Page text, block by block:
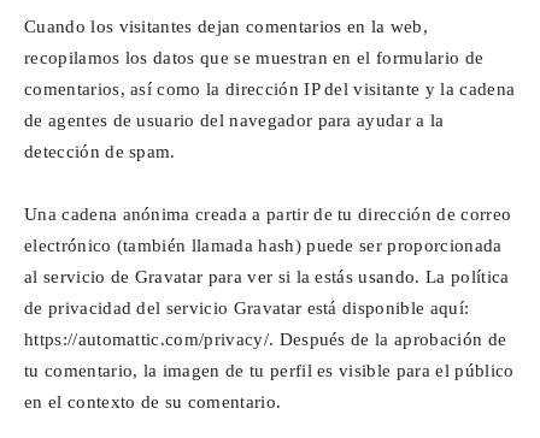
Cinéfilos
Cuando los visitantes dejan comentarios en la web,
recopilamos los datos que se muestran en el formulario de
comentarios, así como la dirección IP del visitante y la cadena
de agentes de usuario del navegador para ayudar a la
detección de spam.
Una cadena anónima creada a partir de tu dirección de correo
electrónico (también llamada hash) puede ser proporcionada
al servicio de Gravatar para ver si la estás usando. La política
de privacidad del servicio Gravatar está disponible aquí:
https://automattic.com/privacy/. Después de la aprobación de
tu comentario, la imagen de tu perfil es visible para el público
en el contexto de su comentario.